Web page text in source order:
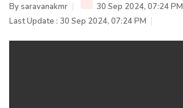
By saravanakmr
30 Sep 2024, 07:24 PM
Last Update : 30 Sep 2024, 07:24 PM